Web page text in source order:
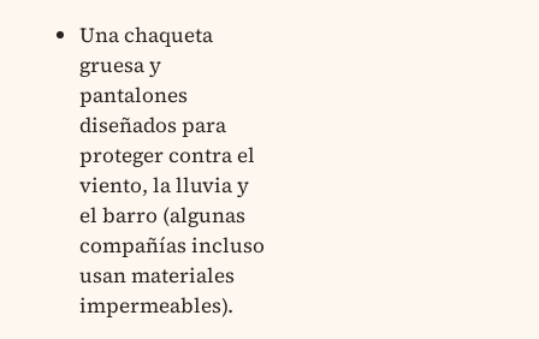
Una chaqueta
gruesa y
pantalones
diseñados para
proteger contra el
viento, la lluvia y
el barro (algunas
compañías incluso
usan materiales
impermeables).